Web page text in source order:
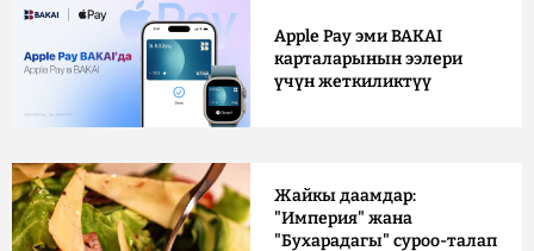
Apple Pay эми BAKAI
карталарынын ээлери
үчүн жеткиликтүү
Жайкы даамдар:
"Империя" жана
"Бухарадагы" суроо-талап